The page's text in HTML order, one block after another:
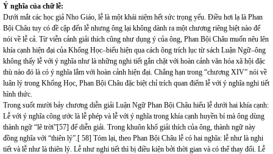
Ý nghĩa của chữ lễ:
Dưới mắt các học giả Nho Giáo, lễ là một khái niệm hết sức trọng yếu. Điều hơi lạ là Phan
Bội Châu tuy có đề cập đến lễ nhưng ông lại không dành ra một chương riêng biệt nào để
nói về lễ cả. Từ viễn cảnh giải thích cũng như dụng ý của ông, Phan Bội Châu muốn nêu lên
khía cạnh hiện đại của Khổng Học–biểu hiện qua cách ông trích lục từ sách Luận Ngữ–ông
không thấy lễ với ý nghĩa như là những nghi tiết gắn chặt với hoàn cảnh văn hóa xã hội đặc
thù nào đó là có ý nghĩa lắm với hoàn cảnh hiện đại. Chẳng hạn trong “chương XIV” nói về
luân lý trong Khổng Học, Phan Bội Châu đặc biệt chỉ trích quan điểm lễ với ý nghĩa nghi tiết
hình thức.
Trong suốt mười bảy chương diễn giải Luận Ngữ Phan Bội Châu hiểu lễ dưới hai khía cạnh:
Lễ với ý nghĩa công ước là lễ phép và lễ với ý nghĩa trong khía cạnh huyền bí mà ông dùng
thành ngữ “lẽ trời”[57] để diễn giải. Trong khuôn khổ giải thích của ông, thành ngữ này
đồng nghĩa với “thiên lý”.[ 58] Tóm lại, theo Phan Bội Châu lễ có hai nghĩa: lễ như là nghi
tiết và lễ như là thiên lý. Lễ như nghi tiết thì bị điều kiện bởi thời gian và có thể thay đổi. Lễ